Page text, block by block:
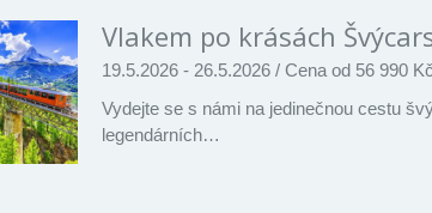
Vlakem po krásách
19.5.2026 - 26.5.2026/ Cena od 56 990 Kč
Vydejte se s námi na jedinečnou cestu
legendárních…